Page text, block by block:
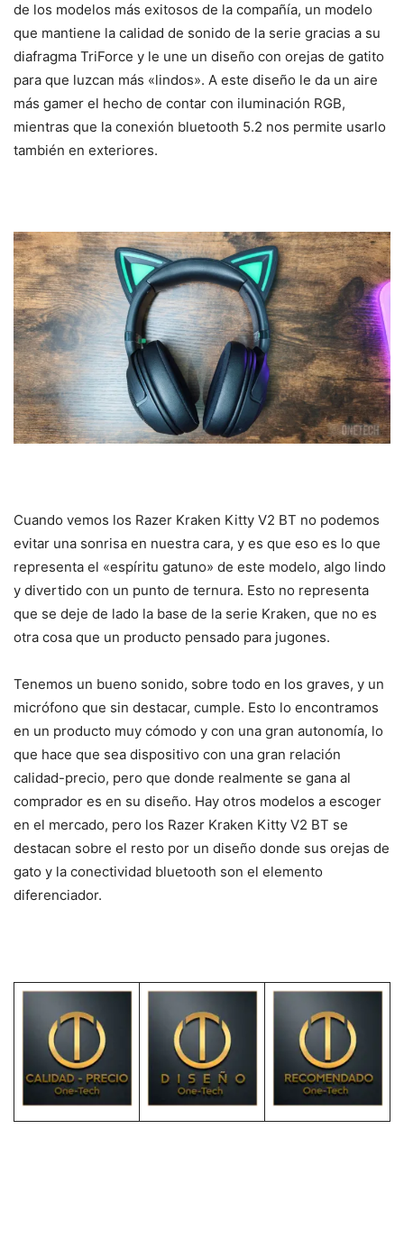
de los modelos más exitosos de la compañía, un modelo
que mantiene la calidad de sonido de la serie gracias a su
diafragma TriForce y le une un diseño con orejas de gatito
para que luzcan más «lindos». A este diseño le da un aire
más gamer el hecho de contar con iluminación RGB,
mientras que la conexión bluetooth 5.2 nos permite usarlo
también en exteriores.
Cuando vemos los Razer Kraken Kitty V2 BT no podemos
evitar una sonrisa en nuestra cara, y es que eso es lo que
representa el «espíritu gatuno» de este modelo, algo lindo
y divertido con un punto de ternura. Esto no representa
que se deje de lado la base de la serie Kraken, que no es
otra cosa que un producto pensado para jugones.
Tenemos un bueno sonido, sobre todo en los graves, y un
micrófono que sin destacar, cumple. Esto lo encontramos
en un producto muy cómodo y con una gran autonomía, lo
que hace que sea dispositivo con una gran relación
calidad-precio, pero que donde realmente se gana al
comprador es en su diseño. Hay otros modelos a escoger
en el mercado, pero los Razer Kraken Kitty V2 BT se
destacan sobre el resto por un diseño donde sus orejas de
gato y la conectividad bluetooth son el elemento
diferenciador.